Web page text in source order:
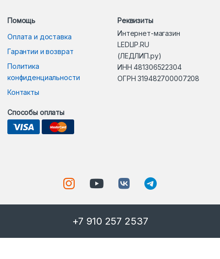
Помощь
Оплата и доставка
Гарантии и возврат
Политика
конфиденциальности
Контакты
Реквизиты
Интернет-магазин
LEDLIP.RU
(ЛЕДЛИП.ру)
ИНН 481306522304
ОГРН 319482700007208
Способы оплаты
+7 910 257 2537